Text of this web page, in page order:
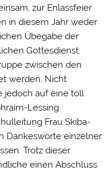
zur Enlassfeier
in diesem Jahr weder
Übegabe der
Gottesdienst,
zwischen den
werden. Nicht
jedoch auf eine toll
Lessing
Frau Skiba-
Dankesworte einzelner
Trotz dieser
einen Abschluss